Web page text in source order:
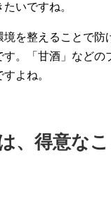
いですね。
を整えることで防
。「甘酒」などの
よね。
、得意な